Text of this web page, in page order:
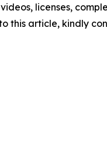
licenses,
this article, kindly